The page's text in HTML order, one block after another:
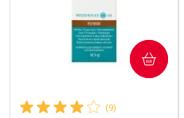
(9)
COMPRAR